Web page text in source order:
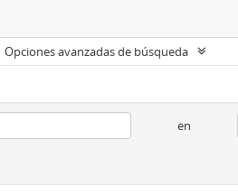
Opciones avanzadas de búsqueda
en